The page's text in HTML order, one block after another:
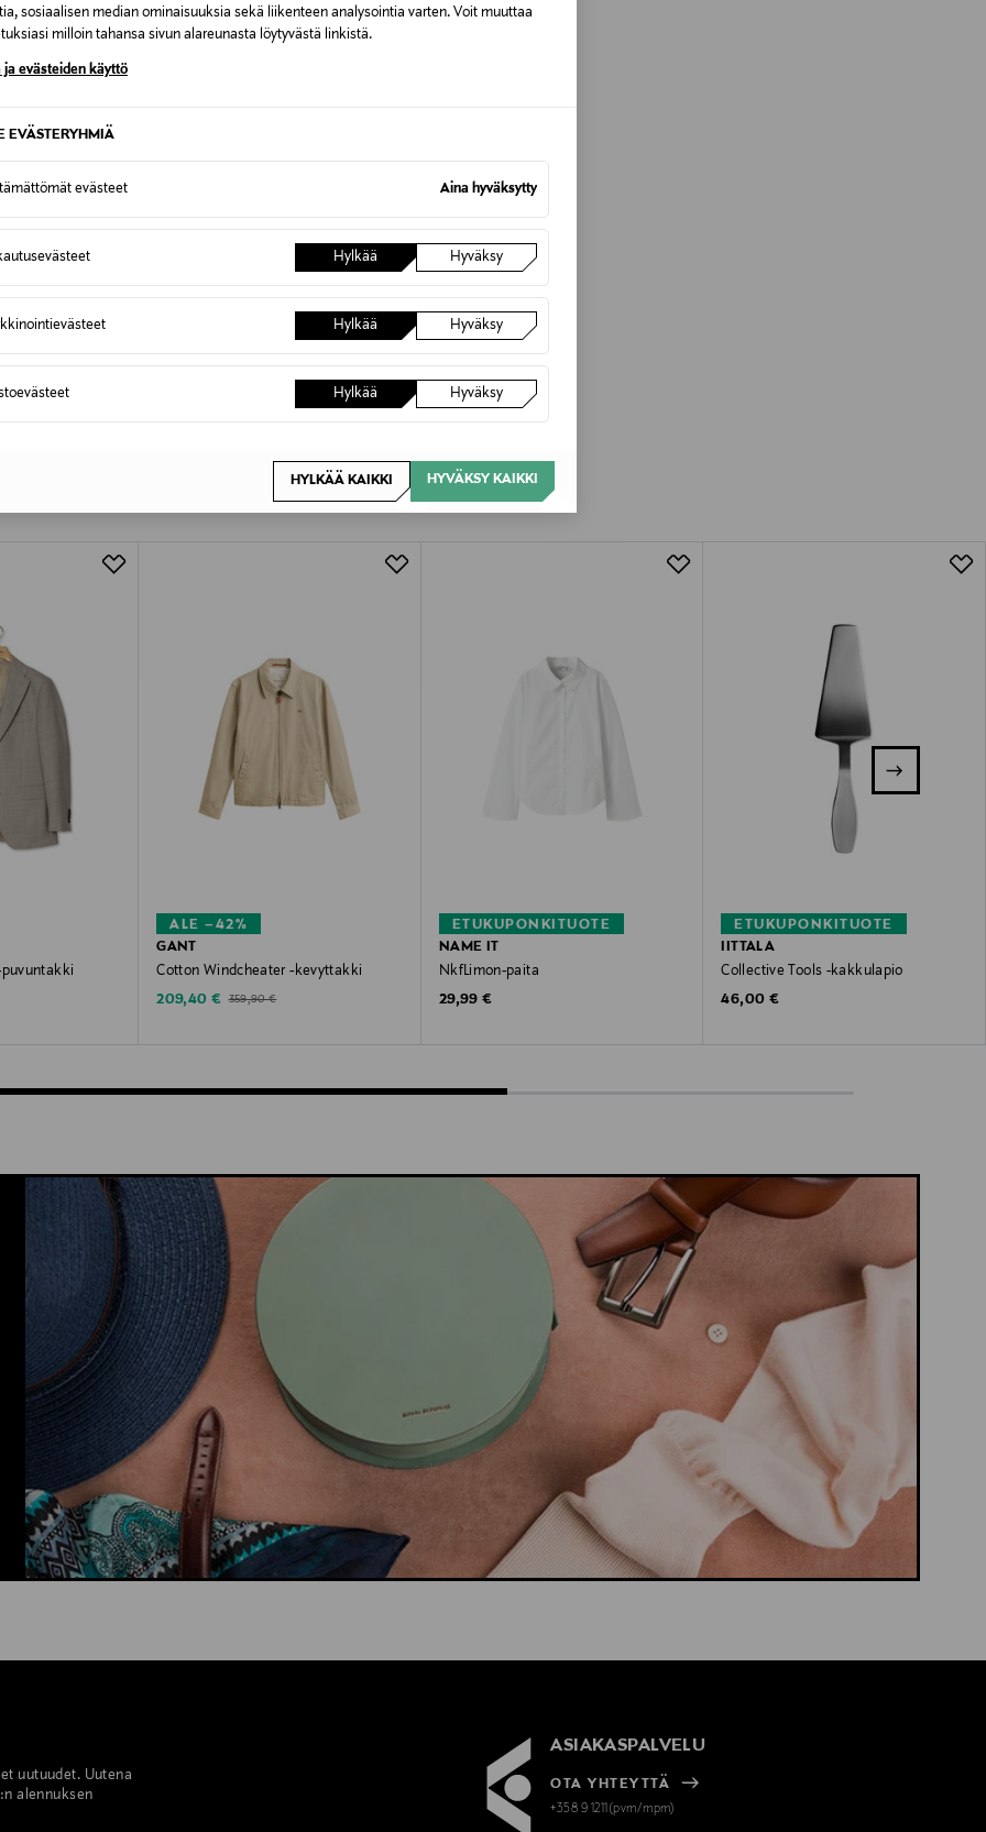
sosiaalisen median ominaisuuksia sekä liikenteen analysointia varten. Voit muuttaa
milloin tahansa sivun alareunasta löytyvästä linkistä.
ja evästeiden käyttö
EVÄSTERYHMIÄ
evästeet Aina hyväksytty
Hylkää Hyväksy
Hylkää Hyväksy
Hylkää Hyväksy
HYLKÄÄ KAIKKI HYVÄKSY KAIKKI
ALE –42%
GANT
Cotton Windcheater -kevyttakki
Discounted Price
209,40 € Original Price
359,90 €
ETUKUPONKITUOTE
NAME IT
NkfLimon-paita
Original Price
29,99 €
ETUKUPONKITUOTE
IITTALA
Collective Tools -kakkulapio
Original Price
46,00 €
uutuudet. Uutena
alennuksen
ASIAKASPALVELU
OTA YHTEYTTÄ
+358 9 1211(pvm/mpm)